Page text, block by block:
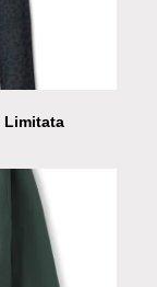
Limitata